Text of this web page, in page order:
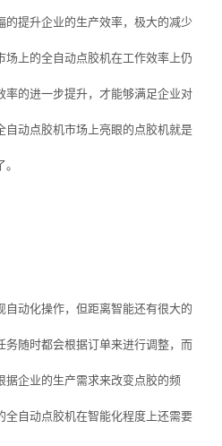
提升企业的生产效率，极大的减少
上的全自动点胶机在工作效率上仍
率的进一步提升，才能够满足企业对
自动点胶机市场上亮眼的点胶机就是
动化操作，但距离智能还有很大的
务随时都会根据订单来进行调整，而
据企业的生产需求来改变点胶的频
全自动点胶机在智能化程度上还需要